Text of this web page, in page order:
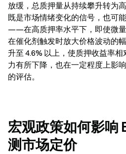
放缓，总质押量从持续攀升转为
既是市场情绪变化的信号，也可
——在高质押率水平下，即使微
在催化剂触发时放大价格波动的
升至 4.6% 以上，使质押收益率
力有所下降，也在一定程度上影
的评估。
宏观政策如何影响
测市场定价